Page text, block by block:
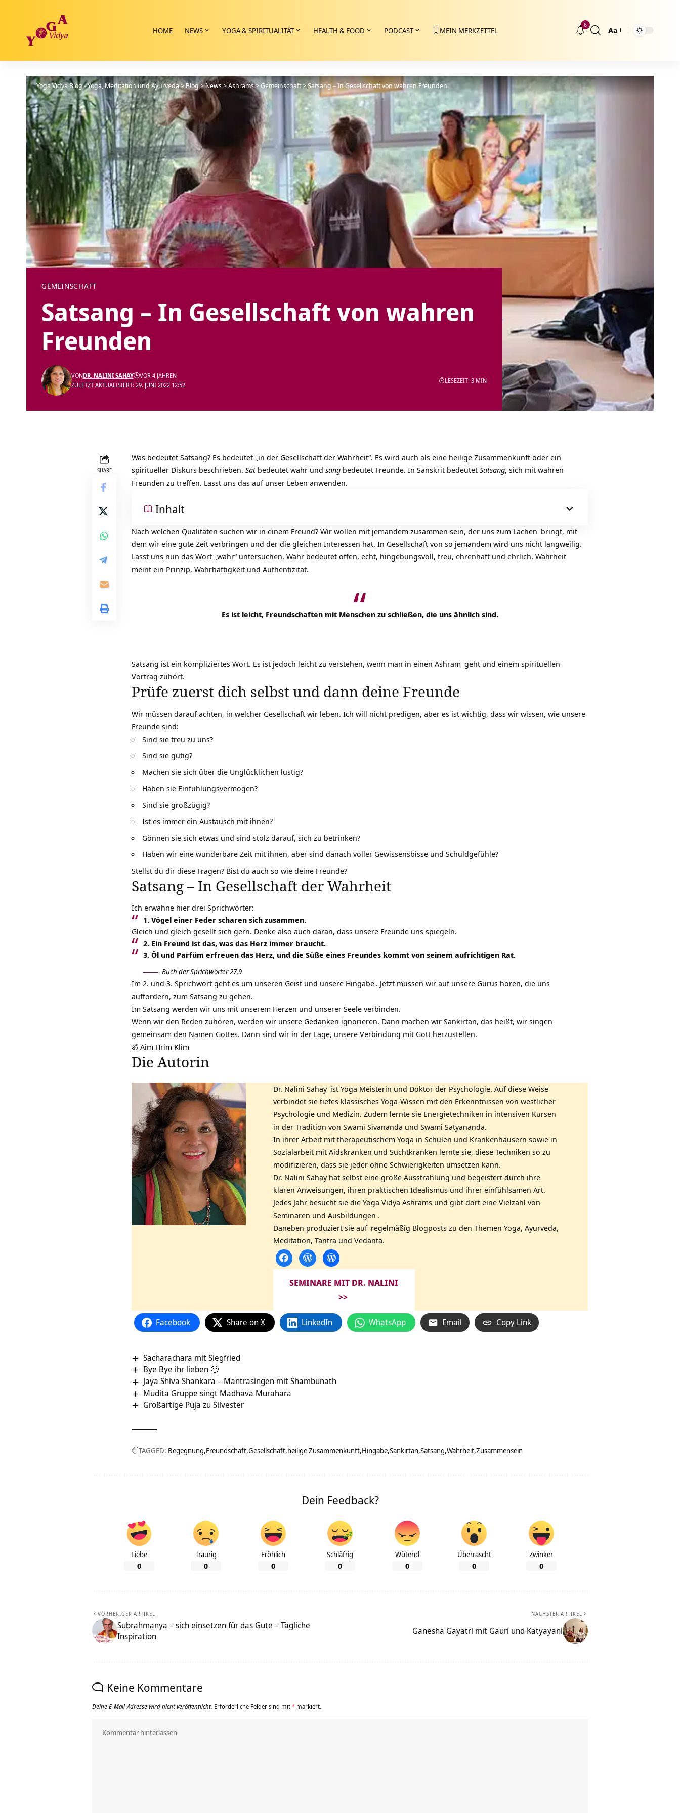
HOME NEWS YOGA & SPIRITUALITÄT HEALTH & FOOD PODCAST MEIN MERKZETTEL
6
Größenänderung
Aa
Yoga Vidya Blog - Yoga, Meditation und Ayurveda>Blog>News>Ashrams>Gemeinschaft>Satsang – In Gesellschaft von wahren Freunden
GEMEINSCHAFT
Satsang – In Gesellschaft von wahren
Freunden
ZULETZT AKTUALISIERT: 29. JUNI 2022 12:52
VONDR. NALINI SAHAY VOR 4 JAHREN
LESEZEIT: 3 MIN
SHARE
Was bedeutet Satsang? Es bedeutet „in der Gesellschaft der Wahrheit“. Es wird auch als eine heilige Zusammenkunft oder ein
spiritueller Diskurs beschrieben. Satbedeutet wahr und sang bedeutet Freunde. In Sanskrit bedeutet Satsang, sich mit wahren
Freunden zu treffen. Lasst uns das auf unser Leben anwenden.
Inhalt
Nach welchen Qualitäten suchen wir in einem Freund? Wir wollen mit jemandem zusammen sein, der uns zum Lachen bringt, mit
dem wir eine gute Zeit verbringen und der die gleichen Interessen hat. In Gesellschaft von so jemandem wird uns nicht langweilig.
Lasst uns nun das Wort „wahr“ untersuchen. Wahr bedeutet offen, echt, hingebungsvoll, treu, ehrenhaft und ehrlich. Wahrheit
meint ein Prinzip, Wahrhaftigkeit und Authentizität.
Es ist leicht, Freundschaften mit Menschen zu schließen, die uns ähnlich sind.
Satsang ist ein kompliziertes Wort. Es ist jedoch leicht zu verstehen, wenn man in einen Ashram geht und einem spirituellen
Vortrag zuhört.
Prüfe zuerst dich selbst und dann deine Freunde
Wir müssen darauf achten, in welcher Gesellschaft wir leben. Ich will nicht predigen, aber es ist wichtig, dass wir wissen, wie unsere
Freunde sind:
Sind sie treu zu uns?
Sind sie gütig?
Machen sie sich über die Unglücklichen lustig?
Haben sie Einfühlungsvermögen?
Sind sie großzügig?
Ist es immer ein Austausch mit ihnen?
Gönnen sie sich etwas und sind stolz darauf, sich zu betrinken?
Haben wir eine wunderbare Zeit mit ihnen, aber sind danach voller Gewissensbisse und Schuldgefühle?
Stellst du dir diese Fragen? Bist du auch so wie deine Freunde?
Satsang – In Gesellschaft der Wahrheit
Ich erwähne hier drei Sprichwörter:
1. Vögel einer Feder scharen sich zusammen.
Gleich und gleich gesellt sich gern. Denke also auch daran, dass unsere Freunde uns spiegeln.
2. Ein Freund ist das, was das Herz immer braucht.
3. Öl und Parfüm erfreuen das Herz, und die Süße eines Freundes kommt von seinem aufrichtigen Rat.
Buch der Sprichwörter 27,9
Im 2. und 3. Sprichwort geht es um unseren Geist und unsere Hingabe . Jetzt müssen wir auf unsere Gurus hören, die uns
auffordern, zum Satsang zu gehen.
Im Satsang werden wir uns mit unserem Herzen und unserer Seele verbinden.
Wenn wir den Reden zuhören, werden wir unsere Gedanken ignorieren. Dann machen wir Sankirtan, das heißt, wir singen
gemeinsam den Namen Gottes. Dann sind wir in der Lage, unsere Verbindung mit Gott herzustellen.
ॐ Aim Hrim Klim
Die Autorin
Dr. Nalini Sahay ist Yoga Meisterin und Doktor der Psychologie. Auf diese Weise
verbindet sie tiefes klassisches Yoga-Wissen mit den Erkenntnissen von westlicher
Psychologie und Medizin. Zudem lernte sie Energietechniken in intensiven Kursen
in der Tradition von Swami Sivananda und Swami Satyananda.
In ihrer Arbeit mit therapeutischem Yoga in Schulen und Krankenhäusern sowie in
Sozialarbeit mit Aidskranken und Suchtkranken lernte sie, diese Techniken so zu
modifizieren, dass sie jeder ohne Schwierigkeiten umsetzen kann.
Dr. Nalini Sahay hat selbst eine große Ausstrahlung und begeistert durch ihre
klaren Anweisungen, ihren praktischen Idealismus und ihrer einfühlsamen Art.
Jedes Jahr besucht sie die Yoga Vidya Ashrams und gibt dort eine Vielzahl von
Seminaren und Ausbildungen .
Daneben produziert sie auf regelmäßig Blogposts zu den Themen Yoga, Ayurveda,
Meditation, Tantra und Vedanta.
SEMINARE MIT DR. NALINI
>>
Facebook Share on X LinkedIn WhatsApp Email Copy Link
Sacharachara mit Siegfried
Bye Bye ihr lieben 🙂
Jaya Shiva Shankara – Mantrasingen mit Shambunath
Mudita Gruppe singt Madhava Murahara
Großartige Puja zu Silvester
TAGGED: Begegnung Freundschaft Gesellschaft heilige Zusammenkunft Hingabe Sankirtan Satsang Wahrheit Zusammensein
Dein Feedback?
Liebe
0
Traurig
0
Fröhlich
0
Schläfrig
0
Wütend
0
Überrascht
0
Zwinker
0
VORHERIGER ARTIKEL
Subrahmanya – sich einsetzen für das Gute – Tägliche
Inspiration
NÄCHSTER ARTIKEL
Ganesha Gayatri mit Gauri und Katyayani
Keine Kommentare
Deine E-Mail-Adresse wird nicht veröffentlicht. Erforderliche Felder sind mit* markiert.